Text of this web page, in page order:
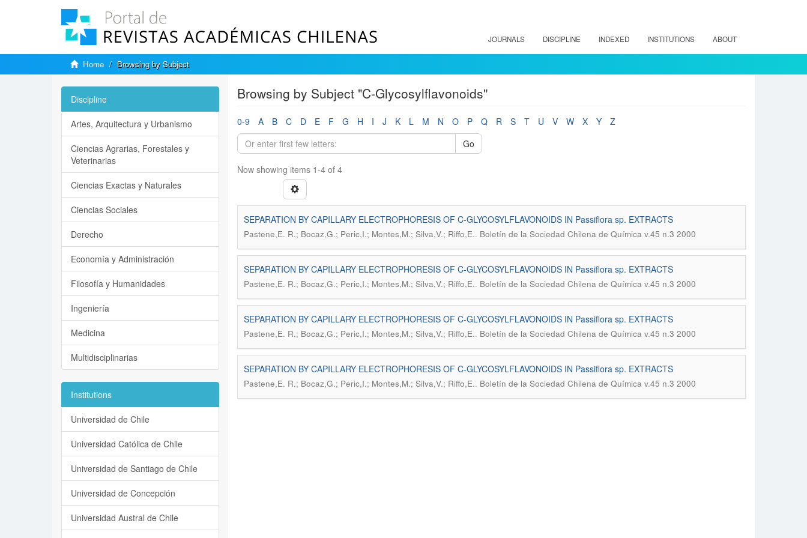
JOURNALS DISCIPLINE INDEXED INSTITUTIONS ABOUT
Home Browsing by Subject
Browsing by Subject "C-Glycosylflavonoids"
0-9 A B C D E F G H I J K L M N O P Q R S T U V W X Y
Z
Go
Now showing items 1-4 of 4
SEPARATION BY CAPILLARY ELECTROPHORESIS OF C-GLYCOSYLFLAVONOIDS IN Passiflora sp. EXTRACTS
Pastene,E. R.; Bocaz,G.; Peric,I.; Montes,M.; Silva,V.; Riffo,E.. Boletín de la Sociedad Chilena de Química v.45 n.3 2000
SEPARATION BY CAPILLARY ELECTROPHORESIS OF C-GLYCOSYLFLAVONOIDS IN Passiflora sp. EXTRACTS
Pastene,E. R.; Bocaz,G.; Peric,I.; Montes,M.; Silva,V.; Riffo,E.. Boletín de la Sociedad Chilena de Química v.45 n.3 2000
SEPARATION BY CAPILLARY ELECTROPHORESIS OF C-GLYCOSYLFLAVONOIDS IN Passiflora sp. EXTRACTS
Pastene,E. R.; Bocaz,G.; Peric,I.; Montes,M.; Silva,V.; Riffo,E.. Boletín de la Sociedad Chilena de Química v.45 n.3 2000
SEPARATION BY CAPILLARY ELECTROPHORESIS OF C-GLYCOSYLFLAVONOIDS IN Passiflora sp. EXTRACTS
Pastene,E. R.; Bocaz,G.; Peric,I.; Montes,M.; Silva,V.; Riffo,E.. Boletín de la Sociedad Chilena de Química v.45 n.3 2000
Discipline
Artes, Arquitectura y Urbanismo
Ciencias Agrarias, Forestales y
Veterinarias
Ciencias Exactas y Naturales
Ciencias Sociales
Derecho
Economía y Administración
Filosofía y Humanidades
Ingeniería
Medicina
Multidisciplinarias
Institutions
Universidad de Chile
Universidad Católica de Chile
Universidad de Santiago de Chile
Universidad de Concepción
Universidad Austral de Chile